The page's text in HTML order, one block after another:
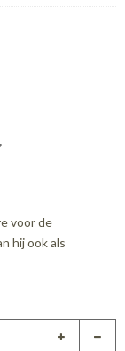
voor de
hij ook als